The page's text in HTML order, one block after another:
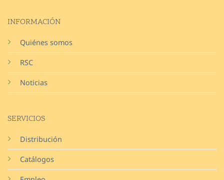
INFORMACIÓN
Quiénes somos
RSC
Noticias
SERVICIOS
Distribución
Catálogos